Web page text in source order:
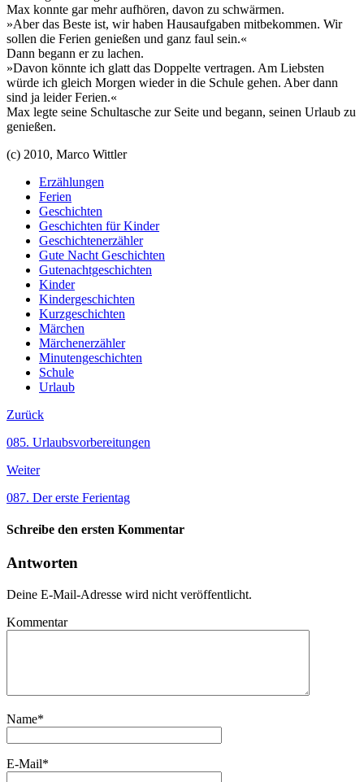
Max konnte gar mehr aufhören, davon zu schwärmen.
»Aber das Beste ist, wir haben Hausaufgaben mitbekommen. Wir
sollen die Ferien genießen und ganz faul sein.«
Dann begann er zu lachen.
»Davon könnte ich glatt das Doppelte vertragen. Am Liebsten
würde ich gleich Morgen wieder in die Schule gehen. Aber dann
sind ja leider Ferien.«
Max legte seine Schultasche zur Seite und begann, seinen Urlaub zu
genießen.
(c) 2010, Marco Wittler
Erzählungen
Ferien
Geschichten
Geschichten für Kinder
Geschichtenerzähler
Gute Nacht Geschichten
Gutenachtgeschichten
Kinder
Kindergeschichten
Kurzgeschichten
Märchen
Märchenerzähler
Minutengeschichten
Schule
Urlaub
Zurück
085. Urlaubsvorbereitungen
Weiter
087. Der erste Ferientag
Schreibe den ersten Kommentar
Antworten
Deine E-Mail-Adresse wird nicht veröffentlicht.
Kommentar
Name*
E-Mail*